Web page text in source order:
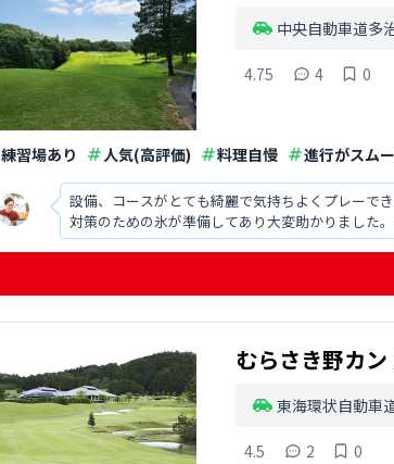
中央自動車道多
4.75 4 0
練習場あり 人気(高評価) 料理自慢 進行がスム
設備、コースがとても綺麗で気持ちよくプレーできました。
むらさき野カ
東海環状自動車
4.5 2 0